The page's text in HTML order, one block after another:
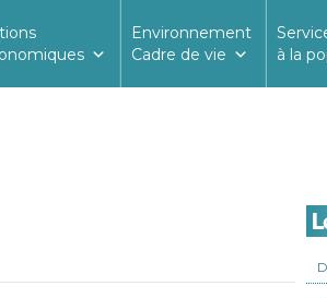
Environnement
Cadre de vie
à la